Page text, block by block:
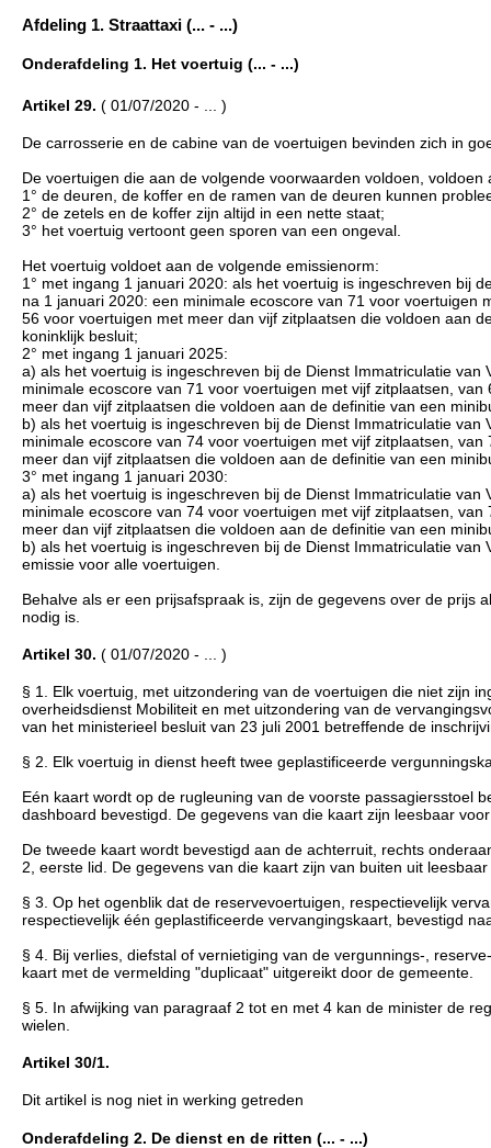
Afdeling 1. Straattaxi (... - ...)
Onderafdeling 1. Het voertuig (... - ...)
Artikel 29. ( 01/07/2020 - ... )
De carrosserie en de cabine van de voertuigen bevinden zich in
De voertuigen die aan de volgende voorwaarden voldoen,
1° de deuren, de koffer en de ramen van de deuren kunnen
2° de zetels en de koffer zijn altijd in een nette staat;
3° het voertuig vertoont geen sporen van een ongeval.
Het voertuig voldoet aan de volgende emissienorm:
1° met ingang 1 januari 2020: als het voertuig is ingeschreven bij
na 1 januari 2020: een minimale ecoscore van 71 voor
56 voor voertuigen met meer dan vijf zitplaatsen die voldoen aan
koninklijk besluit;
2° met ingang 1 januari 2025:
a) als het voertuig is ingeschreven bij de Dienst Immatriculatie
minimale ecoscore van 71 voor voertuigen met vijf zitplaatsen,
meer dan vijf zitplaatsen die voldoen aan de definitie van een
b) als het voertuig is ingeschreven bij de Dienst Immatriculatie
minimale ecoscore van 74 voor voertuigen met vijf zitplaatsen,
meer dan vijf zitplaatsen die voldoen aan de definitie van een
3° met ingang 1 januari 2030:
a) als het voertuig is ingeschreven bij de Dienst Immatriculatie
minimale ecoscore van 74 voor voertuigen met vijf zitplaatsen,
meer dan vijf zitplaatsen die voldoen aan de definitie van een
b) als het voertuig is ingeschreven bij de Dienst Immatriculatie
emissie voor alle voertuigen.
Behalve als er een prijsafspraak is, zijn de gegevens over de prijs
nodig is.
Artikel 30. ( 01/07/2020 - ... )
§ 1. Elk voertuig, met uitzondering van de voertuigen die niet zijn
overheidsdienst Mobiliteit en met uitzondering van de
van het ministerieel besluit van 23 juli 2001 betreffende de
§ 2. Elk voertuig in dienst heeft twee geplastificeerde
Eén kaart wordt op de rugleuning van de voorste passagiersstoel
dashboard bevestigd. De gegevens van die kaart zijn leesbaar
De tweede kaart wordt bevestigd aan de achterruit, rechts
2, eerste lid. De gegevens van die kaart zijn van buiten uit
§ 3. Op het ogenblik dat de reservevoertuigen, respectievelijk
respectievelijk één geplastificeerde vervangingskaart, bevestigd
§ 4. Bij verlies, diefstal of vernietiging van de vergunnings-,
kaart met de vermelding "duplicaat" uitgereikt door de gemeente.
§ 5. In afwijking van paragraaf 2 tot en met 4 kan de minister de
wielen.
Artikel 30/1.
Dit artikel is nog niet in werking getreden
Onderafdeling 2. De dienst en de ritten (... - ...)